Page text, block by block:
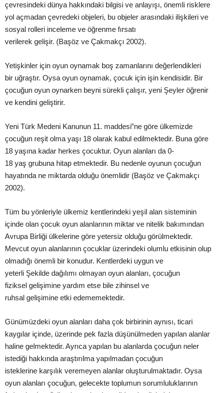
çevresindeki dünya hakkındaki bilgisi ve anlayışı, önemli risklere
yol açmadan çevredeki objeleri, bu objeler arasındaki ilişkileri ve
sosyal rolleri inceleme ve öğrenme fırsatı
verilerek gelişir. (Başöz ve Çakmakçı 2002).
Yetişkinler için oyun oynamak boş zamanlarını değerlendikleri
bir uğraştır. Oysa oyun oynamak, çocuk için işin kendisidir. Bir
çocuğun oyun oynarken beyni sürekli çalışır, yeni Şeyler öğrenir
ve kendini geliştirir.
Yeni Türk Medeni Kanunun 11. maddesi‟ne göre ülkemizde
çocuğun reşit olma yaşı 18 olarak kabul edilmektedir. Buna göre
18 yaşına kadar herkes çocuktur. Oyun alanları da 0-
18 yaş grubuna hitap etmektedir. Bu nedenle oyunun çocuğun
hayatında ne miktarda olduğu önemlidir (Başöz ve Çakmakçı
2002).
Tüm bu yönleriyle ülkemiz kentlerindeki yeşil alan sisteminin
içinde olan çocuk oyun alanlarının miktar ve nitelik bakımından
Avrupa Birliği ülkelerine göre yetersiz olduğu görülmektedir.
Mevcut oyun alanlarının çocuklar üzerindeki olumlu etkisinin olup
olmadığı önemli bir konudur. Kentlerdeki uygun ve
yeterli Şekilde dağılımı olmayan oyun alanları, çocuğun
fiziksel gelişimine yardım etse bile zihinsel ve
ruhsal gelişimine etki edememektedir.
Günümüzdeki oyun alanları daha çok birbirinin aynısı, ticari
kaygılar içinde, üzerinde pek fazla düşünülmeden yapılan alanlar
haline gelmektedir. Ayrıca yapılan bu alanlarda çocuğun neler
istediği hakkında araştırılma yapılmadan çocuğun
isteklerine karşılık veremeyen alanlar oluşturulmaktadır. Oysa
oyun alanları çocuğun, gelecekte toplumun sorumluluklarının